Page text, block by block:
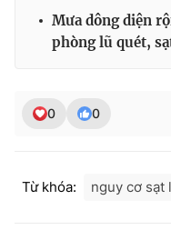
Mưa dông diện
phòng lũ quét,
0 0
Từ khóa: nguy cơ sạt